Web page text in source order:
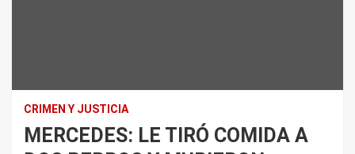
CRIMEN Y JUSTICIA
MERCEDES: LE TIRÓ COMIDA A